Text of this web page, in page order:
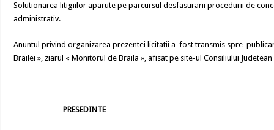
Solutionarea litigiilor aparute pe parcursul desfasurarii procedurii de
administrativ.
Anuntul privind organizarea prezentei licitatii a fost transmis spre
Brailei », ziarul « Monitorul de Braila », afisat pe site-ul Consiliului
PRESEDINTE